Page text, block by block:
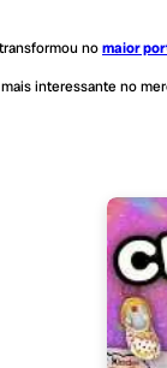
nomaior
interessante no